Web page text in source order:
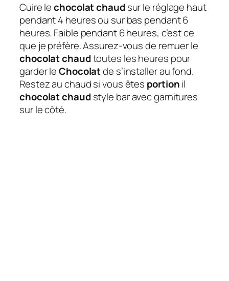
Cuire lechocolat chaudsur le réglage haut
pendant 4 heures ou sur bas pendant 6
heures. Faible pendant 6 heures, c’est ce
que je préfère. Assurez-vous de remuer le
chocolat chaudtoutes les heures pour
garder leChocolatde s’installer au fond.
Restez au chaud si vous êtes portionil
chocolat chaudstyle bar avec garnitures
sur le côté.